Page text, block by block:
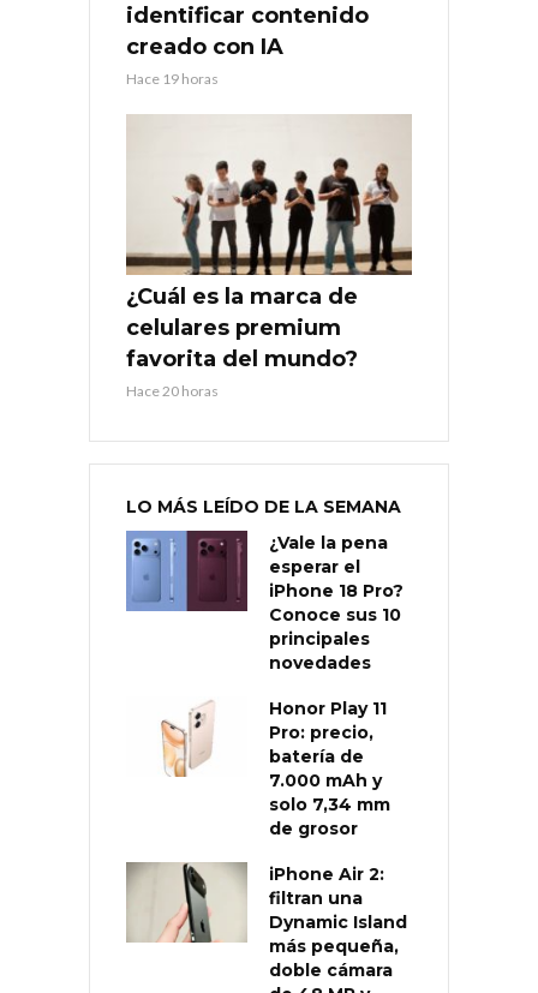
identificar contenido
creado con IA
Hace 19 horas
¿Cuál es la marca de
celulares premium
favorita del mundo?
Hace 20 horas
LO MÁS LEÍDO DE LA SEMANA
¿Vale la pena
esperar el
iPhone 18 Pro?
Conoce sus 10
principales
novedades
Honor Play 11
Pro: precio,
batería de
7.000 mAh y
solo 7,34 mm
de grosor
iPhone Air 2:
filtran una
Dynamic Island
más pequeña,
doble cámara